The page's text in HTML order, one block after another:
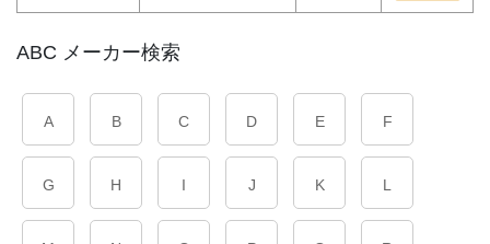
ABC メーカー検索
A B C D E F
G H I J K L